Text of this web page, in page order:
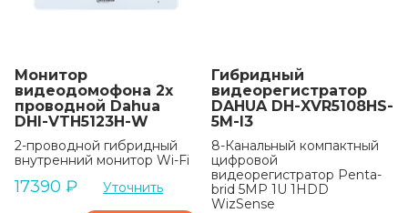
Монитор
видеодомофона 2х
проводной Dahua
DHI-VTH5123H-W
2-проводной гибридный
внутренний монитор Wi-Fi
17390 ₽ Уточнить
Гибридный
видеорегистратор
DAHUA DH-XVR5108HS-
5M-I3
8-Канальный компактный
цифровой
видеорегистратор Penta-
brid 5MP 1U 1HDD
WizSense